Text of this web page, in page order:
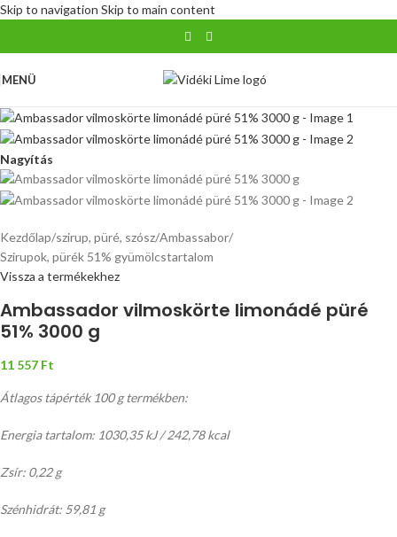
Skip to navigation Skip to main content
MENÜ
Nagyítás
Kezdőlap/szirup, püré, szósz/Ambassabor/
Szirupok, pürék 51% gyümölcstartalom
Vissza a termékekhez
Ambassador vilmoskörte limonádé püré
51% 3000 g
11 557 Ft
Átlagos tápérték 100 g termékben:
Energia tartalom: 1030,35 kJ / 242,78 kcal
Zsír: 0,22 g
Szénhidrát: 59,81 g